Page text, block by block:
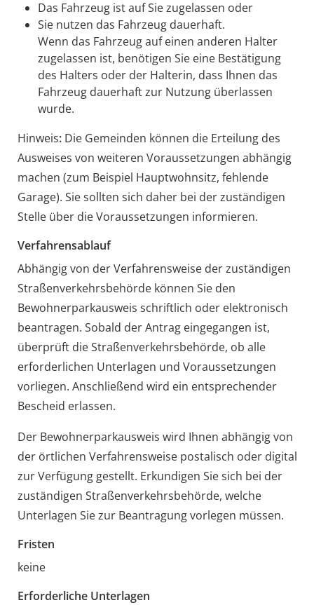
Das Fahrzeug ist auf Sie zugelassen oder
Sie nutzen das Fahrzeug dauerhaft.
Wenn das Fahrzeug auf einen anderen Halter
zugelassen ist, benötigen Sie eine Bestätigung
des Halters oder der Halterin, dass Ihnen das
Fahrzeug dauerhaft zur Nutzung überlassen
wurde.
Hinweis:Die Gemeinden können die Erteilung des
Ausweises von weiteren Voraussetzungen abhängig
machen (zum Beispiel Hauptwohnsitz, fehlende
Garage). Sie sollten sich daher bei der zuständigen
Stelle über die Voraussetzungen informieren.
Verfahrensablauf
Abhängig von der Verfahrensweise der zuständigen
Straßenverkehrsbehörde können Sie den
Bewohnerparkausweis schriftlich oder elektronisch
beantragen. Sobald der Antrag eingegangen ist,
überprüft die Straßenverkehrsbehörde, ob alle
erforderlichen Unterlagen und Voraussetzungen
vorliegen. Anschließend wird ein entsprechender
Bescheid erlassen.
Der Bewohnerparkausweis wird Ihnen abhängig von
der örtlichen Verfahrensweise postalisch oder digital
zur Verfügung gestellt. Erkundigen Sie sich bei der
zuständigen Straßenverkehrsbehörde, welche
Unterlagen Sie zur Beantragung vorlegen müssen.
Fristen
keine
Erforderliche Unterlagen